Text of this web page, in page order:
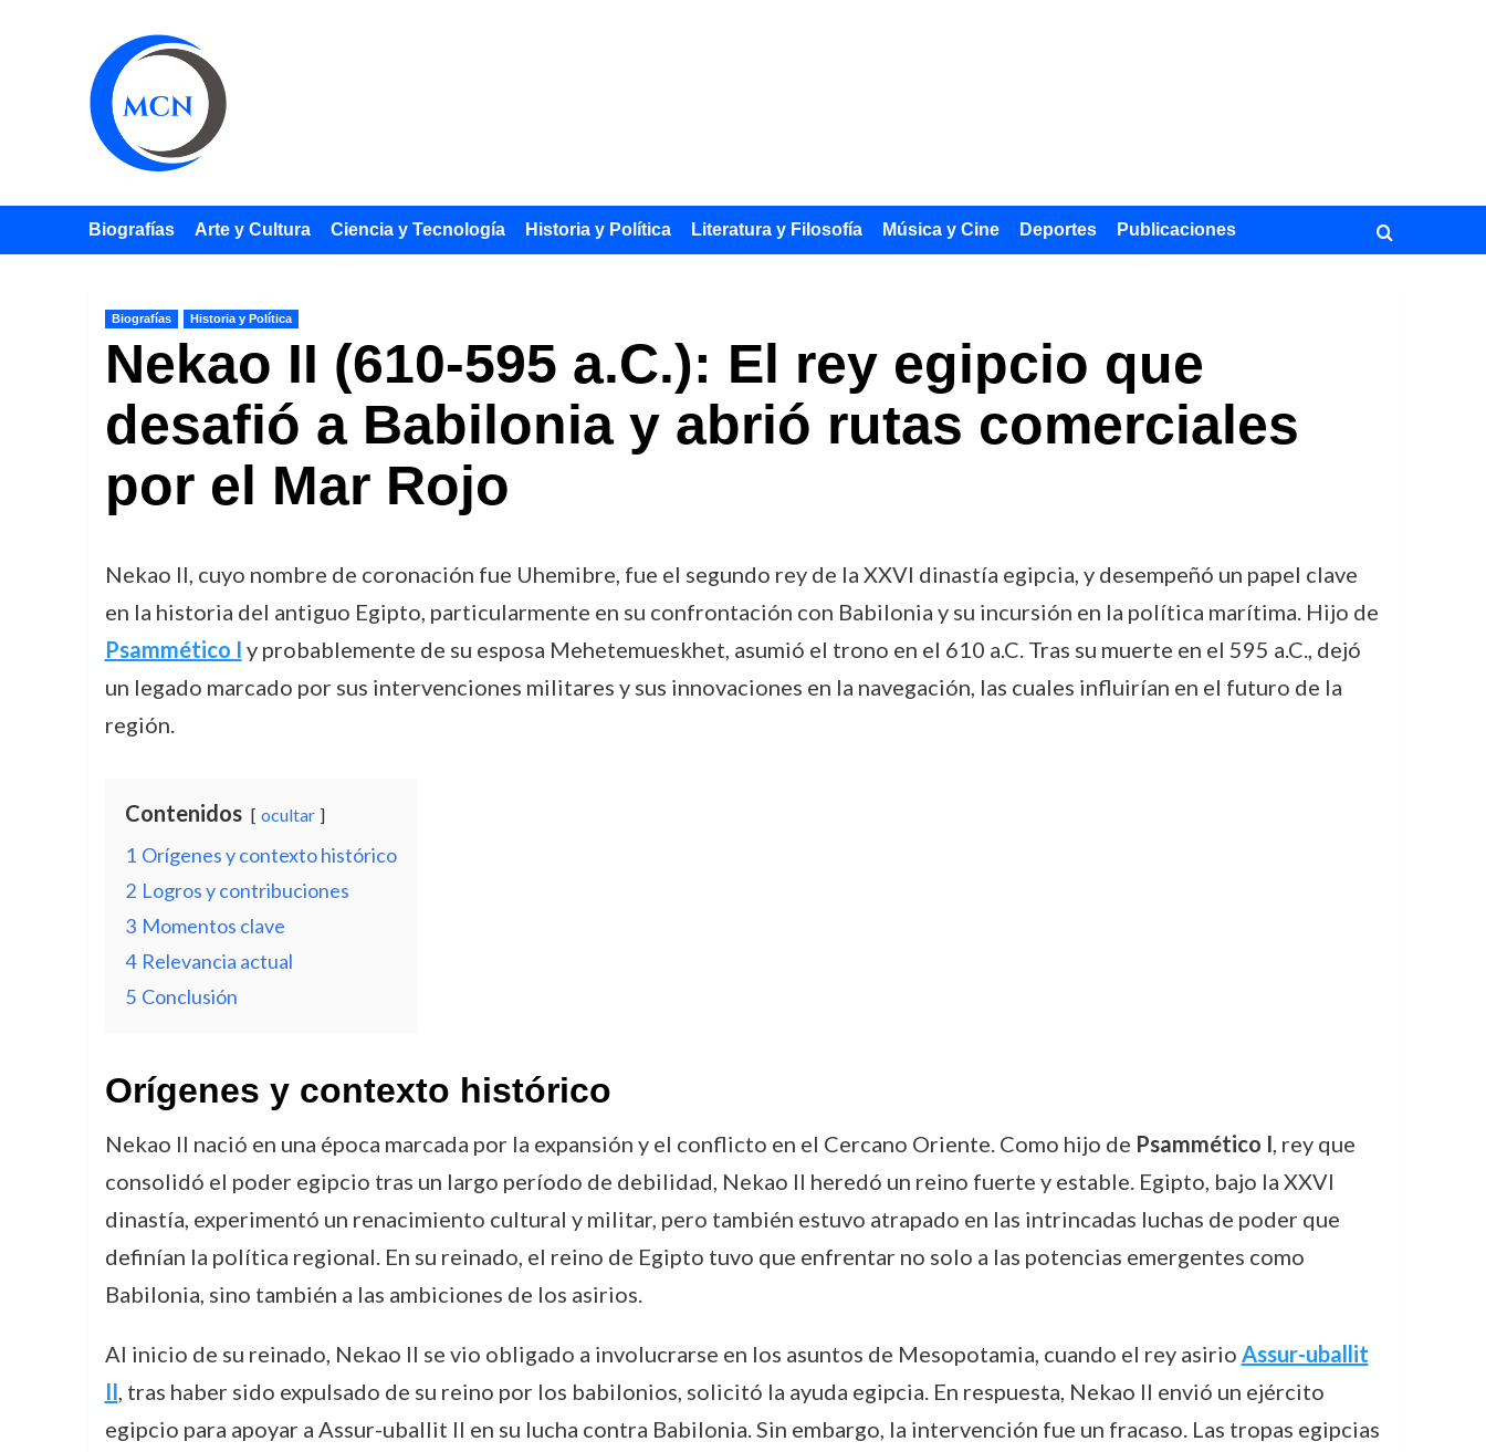
Biografías Arte y Cultura Ciencia y Tecnología Historia y Política Literatura y Filosofía Música y Cine Deportes Publicaciones
Biografías Historia y Política
Nekao II (610-595 a.C.): El rey egipcio que
desafió a Babilonia y abrió rutas comerciales
por el Mar Rojo
Nekao II, cuyo nombre de coronación fue Uhemibre, fue el segundo rey de la XXVI dinastía egipcia, y desempeñó un papel clave
en la historia del antiguo Egipto, particularmente en su confrontación con Babilonia y su incursión en la política marítima. Hijo de
Psammético I y probablemente de su esposa Mehetemueskhet, asumió el trono en el 610 a.C. Tras su muerte en el 595 a.C., dejó
un legado marcado por sus intervenciones militares y sus innovaciones en la navegación, las cuales influirían en el futuro de la
región.
Contenidos ocultar
1 Orígenes y contexto histórico
2 Logros y contribuciones
3 Momentos clave
4 Relevancia actual
5 Conclusión
Orígenes y contexto histórico
Nekao II nació en una época marcada por la expansión y el conflicto en el Cercano Oriente. Como hijo de Psammético I, rey que
consolidó el poder egipcio tras un largo período de debilidad, Nekao II heredó un reino fuerte y estable. Egipto, bajo la XXVI
dinastía, experimentó un renacimiento cultural y militar, pero también estuvo atrapado en las intrincadas luchas de poder que
definían la política regional. En su reinado, el reino de Egipto tuvo que enfrentar no solo a las potencias emergentes como
Babilonia, sino también a las ambiciones de los asirios.
Al inicio de su reinado, Nekao II se vio obligado a involucrarse en los asuntos de Mesopotamia, cuando el rey asirio Assur-uballit
II, tras haber sido expulsado de su reino por los babilonios, solicitó la ayuda egipcia. En respuesta, Nekao II envió un ejército
egipcio para apoyar a Assur-uballit II en su lucha contra Babilonia. Sin embargo, la intervención fue un fracaso. Las tropas egipcias